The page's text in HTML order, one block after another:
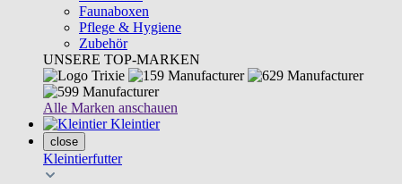
Faunaboxen
Pflege & Hygiene
Zubehör
UNSERE TOP-MARKEN
Alle Marken anschauen
Kleintier
close
Kleintierfutter